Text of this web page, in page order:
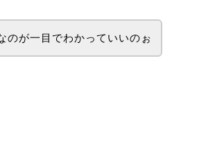
のが一目でわかっていいのぉ